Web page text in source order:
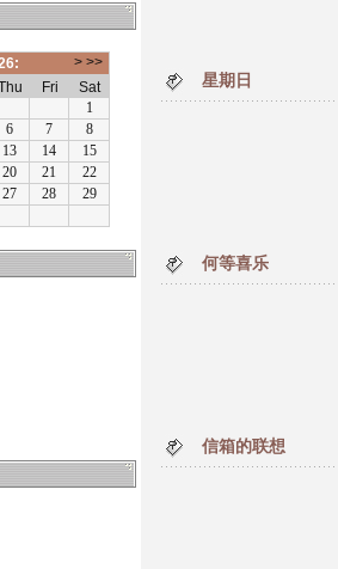
星期日
何等喜乐
信箱的联想